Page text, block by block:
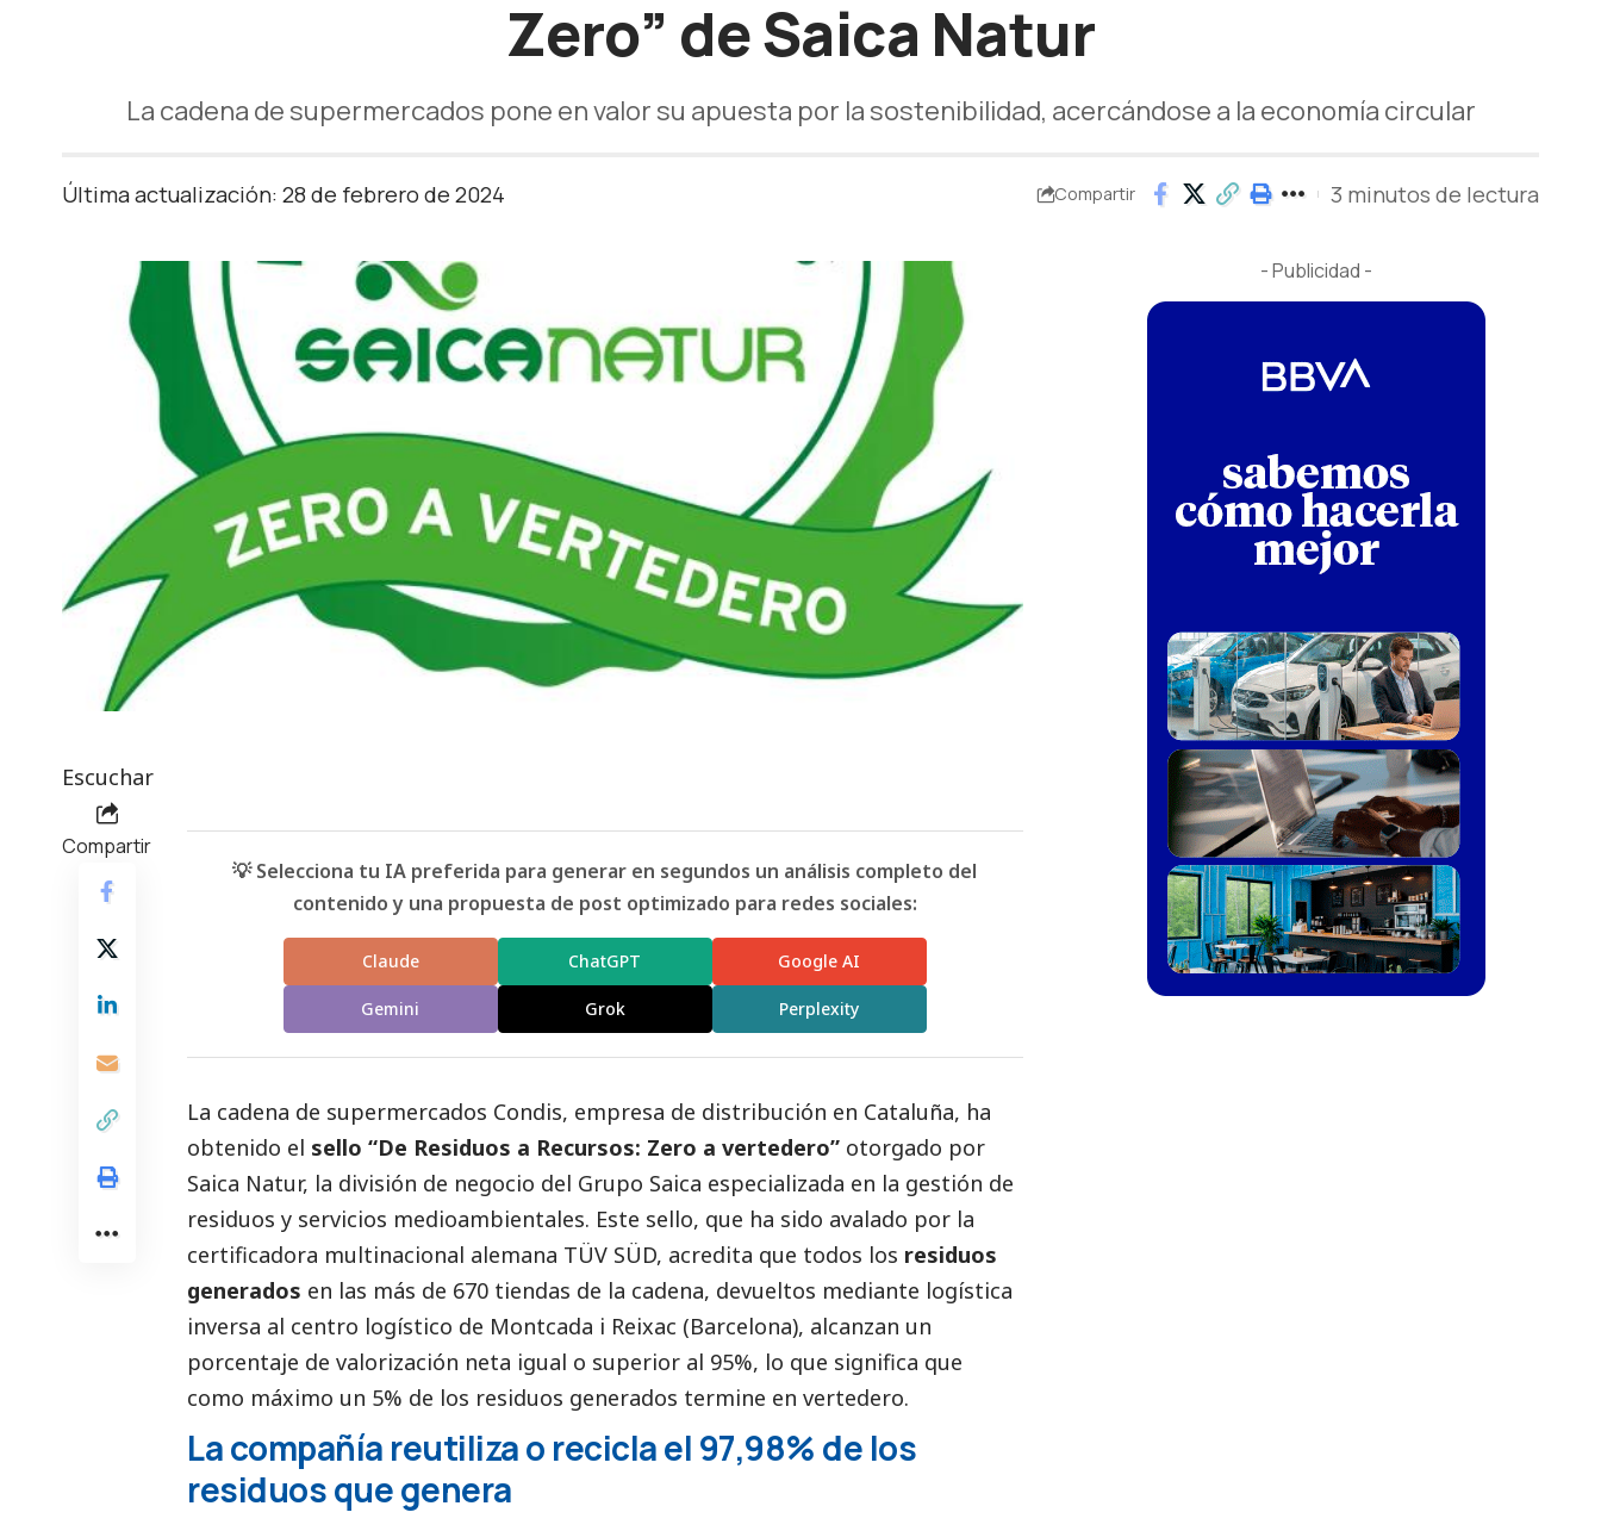
Zero” de Saica Natur
La cadena de supermercados pone en valor su apuesta por la sostenibilidad, acercándose a la economía circular
Última actualización: 28 de febrero de 2024 Compartir 3 minutos de lectura
Escuchar
Compartir
💡 Selecciona tu IA preferida para generar en segundos un análisis completo del
contenido y una propuesta de post optimizado para redes sociales:
Claude ChatGPT Google AI
Gemini Grok Perplexity
La cadena de supermercados Condis, empresa de distribución en Cataluña, ha
obtenido el sello “De Residuos a Recursos: Zero a vertedero” otorgado por
Saica Natur, la división de negocio del Grupo Saica especializada en la gestión de
residuos y servicios medioambientales. Este sello, que ha sido avalado por la
certificadora multinacional alemana TÜV SÜD, acredita que todos los residuos
generados en las más de 670 tiendas de la cadena, devueltos mediante logística
inversa al centro logístico de Montcada i Reixac (Barcelona), alcanzan un
porcentaje de valorización neta igual o superior al 95%, lo que significa que
como máximo un 5% de los residuos generados termine en vertedero.
La compañía reutiliza o recicla el 97,98% de los
residuos que genera
- Publicidad -